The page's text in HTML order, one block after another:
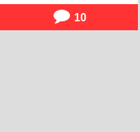
10